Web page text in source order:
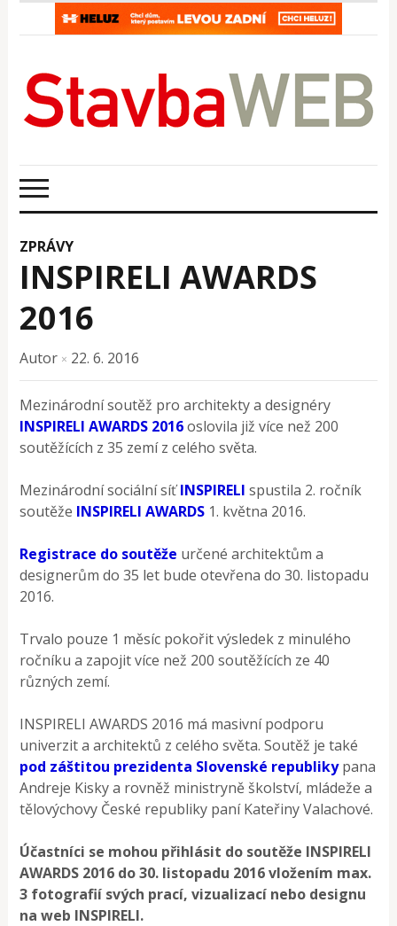
ZPRÁVY
INSPIRELI AWARDS
2016
Autor × 22. 6. 2016
Mezinárodní soutěž pro architekty a designéry
INSPIRELI AWARDS 2016oslovila již více než 200
soutěžících z 35 zemí z celého světa.
Mezinárodní sociální síťINSPIRELI spustila 2. ročník
soutěže INSPIRELI AWARDS 1. května 2016.
Registrace do soutěže určené architektům a
designerům do 35 let bude otevřena do 30. listopadu
2016.
Trvalo pouze 1 měsíc pokořit výsledek z minulého
ročníku a zapojit více než 200 soutěžících ze 40
různých zemí.
INSPIRELI AWARDS 2016 má masivní podporu
univerzit a architektů z celého světa. Soutěž je také
pod záštitou prezidenta Slovenské republikypana
Andreje Kisky a rovněž ministryně školství, mládeže a
tělovýchovy České republiky paní Kateřiny Valachové.
Účastníci se mohou přihlásit do soutěže INSPIRELI
AWARDS 2016 do 30. listopadu 2016 vložením max.
3 fotografií svých prací, vizualizací nebo designu
na web INSPIRELI.